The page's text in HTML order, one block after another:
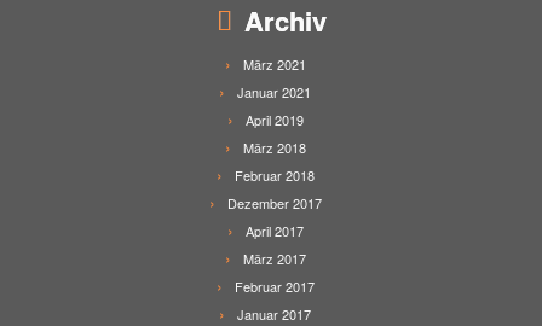
Archiv
März 2021
Januar 2021
April 2019
März 2018
Februar 2018
Dezember 2017
April 2017
März 2017
Februar 2017
Januar 2017